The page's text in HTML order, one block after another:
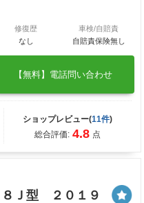
修復歴
なし
車検/自賠責
自賠責保険無し
【無料】電話問い合わせ
ショップレビュー(11件)
総合評価: 4.8 点
Ｊ型 ２０１９